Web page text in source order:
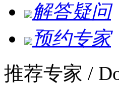
解答疑问
预约专家
推荐专家 /